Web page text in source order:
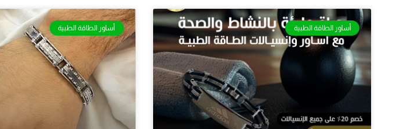
أساور الطاقة الطبية أساور الطاقة الطبية